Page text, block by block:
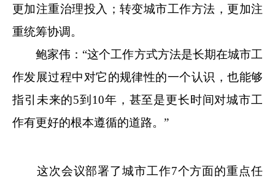
更加注重治理投入；转变城市工作方法，更加注
重统筹协调。
鲍家伟：“这个工作方式方法是长期在城市工
作发展过程中对它的规律性的一个认识，也能够
指引未来的5到10年，甚至是更长时间对城市工
作有更好的根本遵循的道路。”
这次会议部署了城市工作7个方面的重点任